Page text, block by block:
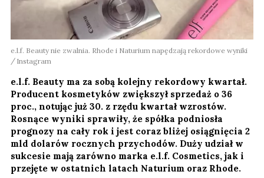
e.l.f. Beauty nie zwalnia. Rhode i Naturium napędzają rekordowe wyniki
Instagram
e.l.f. Beauty ma za sobą kolejny rekordowy kwartał.
Producent kosmetyków zwiększył sprzedaż o 36
proc., notując już 30. z rzędu kwartał wzrostów.
Rosnące wyniki sprawiły, że spółka podniosła
prognozy na cały rok i jest coraz bliżej osiągnięcia 2
mld dolarów rocznych przychodów. Duży udział w
sukcesie mają zarówno marka e.l.f. Cosmetics, jak i
przejęte w ostatnich latach Naturium oraz Rhode.